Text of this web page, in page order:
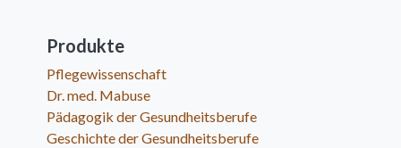
Produkte
Pflegewissenschaft
Dr. med. Mabuse
Pädagogik der Gesundheitsberufe
Geschichte der Gesundheitsberufe